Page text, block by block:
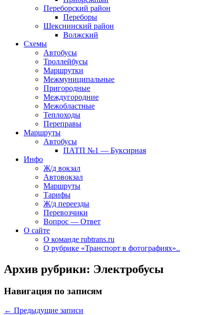
Переборский район
Переборы
Шекснинский район
Волжский
Схемы
Автобусы
Троллейбусы
Маршрутки
Межмуниципальные
Пригородные
Междугородние
Межобластные
Теплоходы
Переправы
Маршруты
Автобусы
ПАТП №1 — Буксирная
Инфо
Ж/д вокзал
Автовокзал
Маршруты
Тарифы
Ж/д переезды
Перевозчики
Вопрос — Ответ
О сайте
О команде rubtrans.ru
О рубрике «Транспорт в фотографиях»..
Архив рубрики: Электробусы
Навигация по записям
← Предыдущие записи